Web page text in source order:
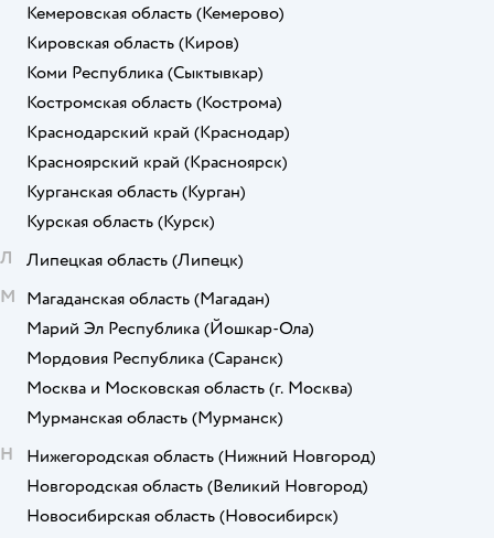
Кемеровская область (Кемерово)
Кировская область (Киров)
Коми Республика (Сыктывкар)
Костромская область (Кострома)
Краснодарский край (Краснодар)
Красноярский край (Красноярск)
Курганская область (Курган)
Курская область (Курск)
Л
Липецкая область (Липецк)
М Магаданская область (Магадан)
Марий Эл Республика (Йошкар-Ола)
Мордовия Республика (Саранск)
Москва и Московская область (г. Москва)
Мурманская область (Мурманск)
Н
Нижегородская область (Нижний Новгород)
Новгородская область (Великий Новгород)
Новосибирская область (Новосибирск)